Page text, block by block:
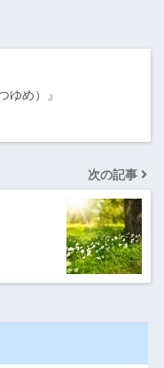
ゆめ）』
次の記事